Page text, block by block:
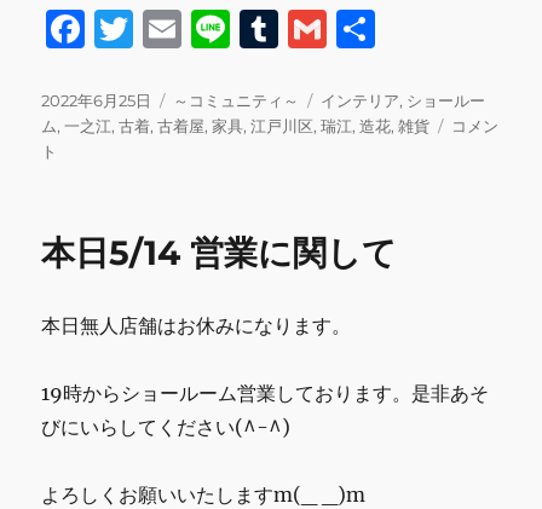
F
c
e
o
T
it
te
E
ai
l
Li
e
T
m
bl
G
ai
l
投
稿
日:
2022年6月25日
カ
テ
～コミュニティ～
タ
グ
インテリア, ショールー
ム,一之江,古着,古着屋,家具,江戸川区,瑞江,造花,雑貨
本
コメン
ト
本日5/14 営業に関して
本日無人店舗はお休みになります。
19時からショールーム営業しております。是非あそ
びにいらしてください(^-^)
よろしくお願いいたしますm(_ _)m